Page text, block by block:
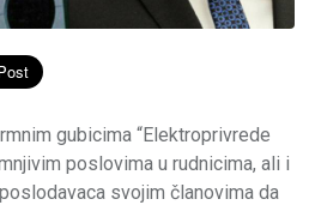
gubicima “Elektroprivrede
poslovima u rudnicima, ali i
svojim članovima da